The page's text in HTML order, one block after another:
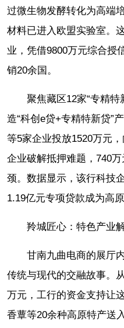
过微生物发酵转化为高端
材料已进入欧盟实验室。
业，凭借9800万元综合授
销20余国。
聚焦藏区12家“专精
造“科创e贷+专精特新贷”
等5家企业投放1520万元
企业破解抵押难题，740
颈。数据显示，该行科技
1.19亿元专项贷款成为高原
羚城匠心：特色产业
甘南九曲电商的展厅
传统与现代的交融故事。
万元，工行的资金支持让
香蕈等20余种高原特产送